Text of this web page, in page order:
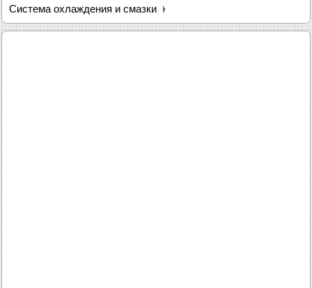
Система охлаждения и смазки